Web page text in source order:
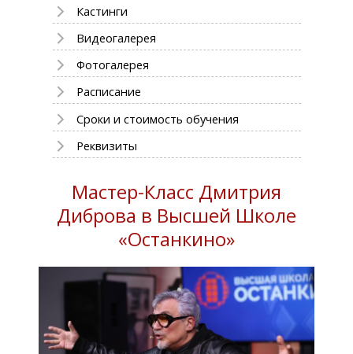
Кастинги
Видеогалерея
Фотогалерея
Расписание
Сроки и стоимость обучения
Реквизиты
Мастер-Класс Дмитрия
Диброва в Высшей Школе
«Останкино»